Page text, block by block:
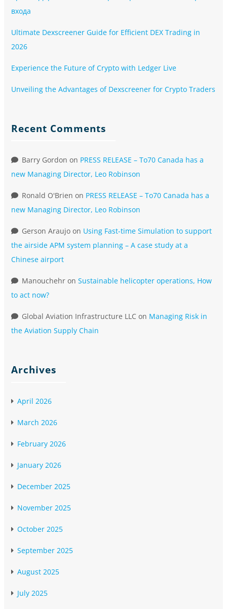
входа
Ultimate Dexscreener Guide for Efficient DEX Trading in
2026
Experience the Future of Crypto with Ledger Live
Unveiling the Advantages of Dexscreener for Crypto Traders
Recent Comments
Barry Gordon on PRESS RELEASE – To70 Canada has a
new Managing Director, Leo Robinson
Ronald O'Brien on PRESS RELEASE – To70 Canada has a
new Managing Director, Leo Robinson
Gerson Araujo on Using Fast-time Simulation to support
the airside APM system planning – A case study at a
Chinese airport
Manouchehr on Sustainable helicopter operations, How
to act now?
Global Aviation Infrastructure LLC on Managing Risk in
the Aviation Supply Chain
Archives
April 2026
March 2026
February 2026
January 2026
December 2025
November 2025
October 2025
September 2025
August 2025
July 2025